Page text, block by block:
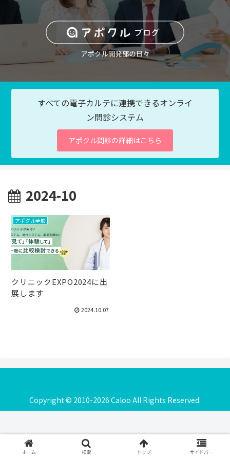
すべての電子カルテに連携できるオンライ
ン問診システム
アポクル問診の詳細はこちら
2024-10
アポクル全般
クリニックEXPO2024に出
展します
2024.10.07
Copyright © 2010-2026 Caloo All Rights Reserved.
ホーム 検索 トップ サイドバー